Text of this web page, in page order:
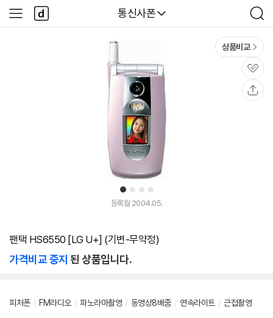
다나와
통신사폰
검
색
사
이
다
나
와
1 2 3 4
상품비교
관
심
등록월 2004.05.
팬택 HS6550 [LG U+] (기변-무약정)
가격비교 중지 된 상품입니다.
피처폰 / FM라디오 / 파노라마촬영 / 동영상8배줌 / 연속라이트 / 근접촬영